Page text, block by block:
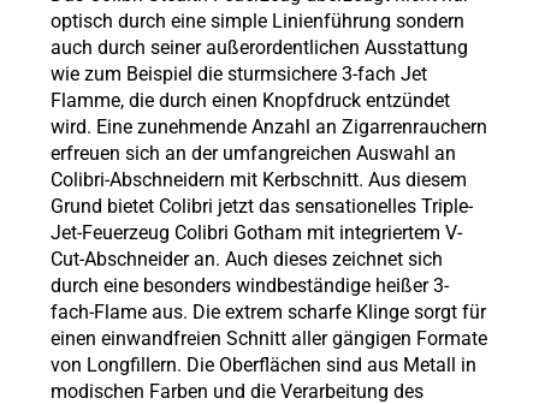
optisch durch eine simple Linienführung sondern
auch durch seiner außerordentlichen Ausstattung
wie zum Beispiel die sturmsichere 3-fach Jet
Flamme, die durch einen Knopfdruck entzündet
wird. Eine zunehmende Anzahl an Zigarrenrauchern
erfreuen sich an der umfangreichen Auswahl an
Colibri-Abschneidern mit Kerbschnitt. Aus diesem
Grund bietet Colibri jetzt das sensationelles Triple-
Jet-Feuerzeug Colibri Gotham mit integriertem V-
Cut-Abschneider an. Auch dieses zeichnet sich
durch eine besonders windbeständige heißer 3-
fach-Flame aus. Die extrem scharfe Klinge sorgt für
einen einwandfreien Schnitt aller gängigen Formate
von Longfillern. Die Oberflächen sind aus Metall in
modischen Farben und die Verarbeitung des